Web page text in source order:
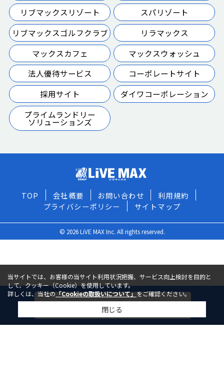
今すぐ問い合わせる
リブマックスリゾート
スパリゾート
リブマックスゴルフクラブ
リラマックス
マックスカフェ
マックスウォッシュ
法人優待サービス
コーポレートサイト
採用サイト
ダイワコーポレーション
プライムランドリー
ソリューションズ
TOP 会社概要 お問い合わせ
利用規約
プライバシーポリシー
サイトマップ
© 2026 LiVE MAX Inc. All rights reserved.
当サイトでは、お客様の当サイト利用状況把握、サービス向上検討を目的と
して、クッキー（Cookie）を使用しています。
詳しくは、当社の「Cookieの取扱いについて」をご確認ください。
閉じる